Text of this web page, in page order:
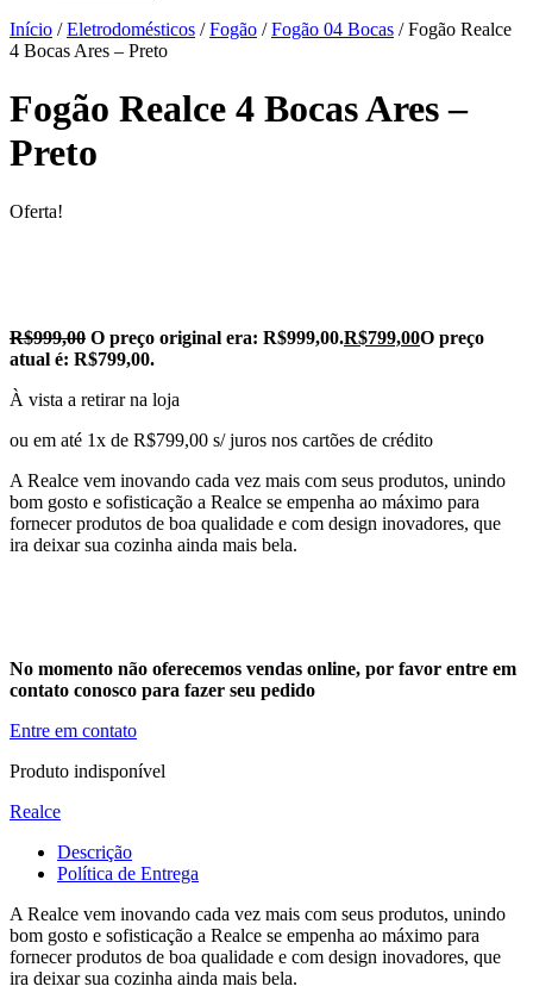
Início /Eletrodomésticos /Fogão /Fogão 04 Bocas / Fogão Realce
4 Bocas Ares – Preto
Fogão Realce 4 Bocas Ares –
Preto
Oferta!
R$999,00 O preço original era: R$999,00.R$799,00O preço
atual é: R$799,00.
À vista a retirar na loja
ou em até 1x de R$799,00 s/ juros nos cartões de crédito
A Realce vem inovando cada vez mais com seus produtos, unindo
bom gosto e sofisticação a Realce se empenha ao máximo para
fornecer produtos de boa qualidade e com design inovadores, que
ira deixar sua cozinha ainda mais bela.
No momento não oferecemos vendas online, por favor entre em
contato conosco para fazer seu pedido
Entre em contato
Produto indisponível
Realce
Descrição
Política de Entrega
A Realce vem inovando cada vez mais com seus produtos, unindo
bom gosto e sofisticação a Realce se empenha ao máximo para
fornecer produtos de boa qualidade e com design inovadores, que
ira deixar sua cozinha ainda mais bela.